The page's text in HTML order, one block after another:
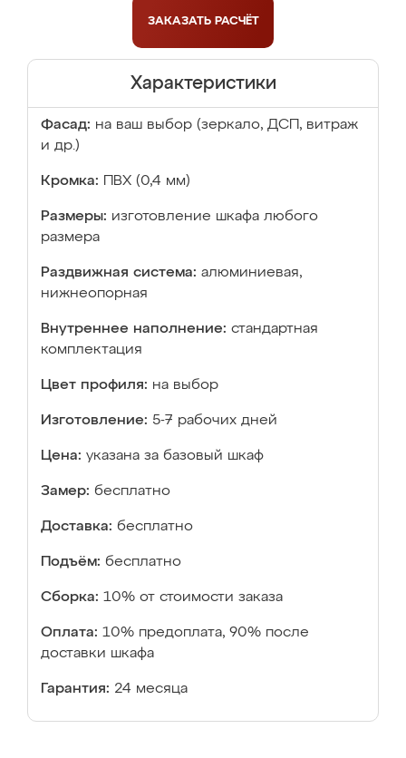
ЗАКАЗАТЬ РАСЧЁТ
Характеристики
Фасад: на ваш выбор (зеркало, ДСП, витраж
и др.)
Кромка: ПВХ (0,4 мм)
Размеры: изготовление шкафа любого
размера
Раздвижная система: алюминиевая,
нижнеопорная
Внутреннее наполнение: стандартная
комплектация
Цвет профиля: на выбор
Изготовление: 5-7 рабочих дней
Цена: указана за базовый шкаф
Замер: бесплатно
Доставка: бесплатно
Подъём: бесплатно
Сборка: 10% от стоимости заказа
Оплата: 10% предоплата, 90% после
доставки шкафа
Гарантия: 24 месяца